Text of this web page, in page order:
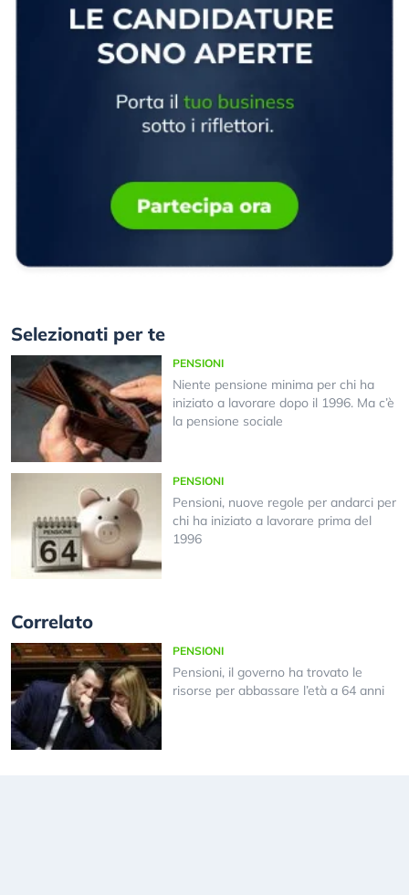
Selezionati per te
PENSIONI
Niente pensione minima per chi ha
iniziato a lavorare dopo il 1996. Ma c’è
la pensione sociale
PENSIONI
Pensioni, nuove regole per andarci per
chi ha iniziato a lavorare prima del
1996
Correlato
PENSIONI
Pensioni, il governo ha trovato le
risorse per abbassare l’età a 64 anni